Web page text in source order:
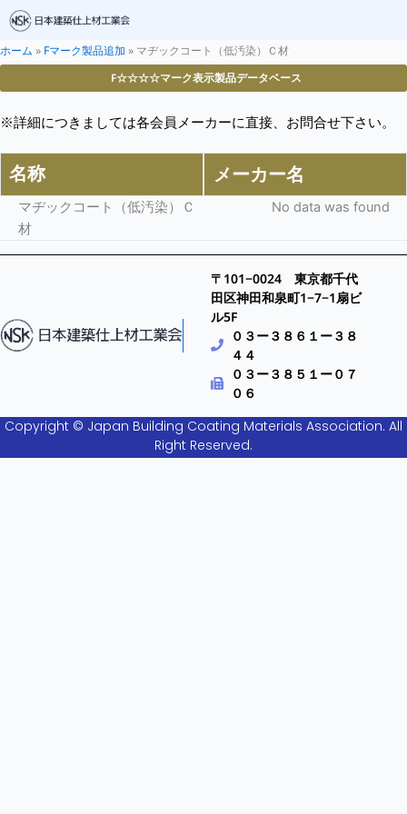
ホーム » Fマーク製品追加 » マヂックコート（低汚染）Ｃ材
F☆☆☆☆マーク表示製品データベース
※詳細につきましては各会員メーカーに直接、お問合せ下さい。
名称 メーカー名
マヂックコート（低汚染）Ｃ
材
No data was found
〒101−0024 東京都千代
田区神田和泉町1−7−1扇ビ
ル5F
０３ー３８６１ー３８
４４
０３ー３８５１ー０７
０６
Copyright © Japan Building Coating Materials Association. All
Right Reserved.